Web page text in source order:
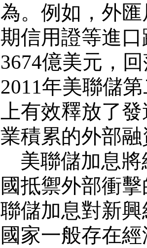
為。例如，外
期信用證等進
3674億美元，
2011年美聯儲
上有效釋放了
業積累的外部
美聯儲加息
國抵禦外部衝
聯儲加息對新
國家一般存在